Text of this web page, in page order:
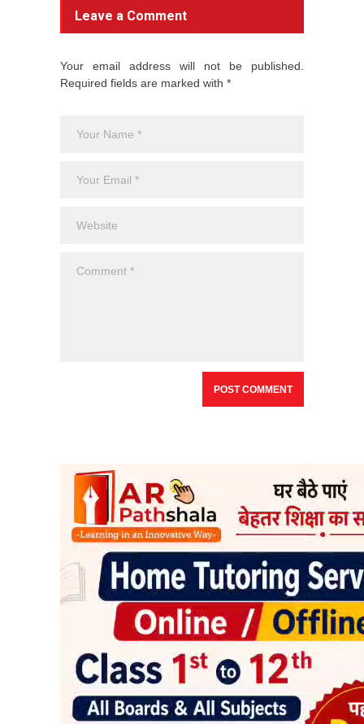
Leave a Comment
Your email address will not be published.
Required fields are marked with *